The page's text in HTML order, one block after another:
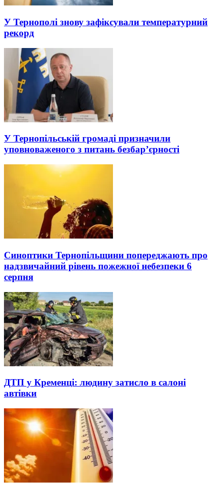
У Тернополі знову зафіксували температурний
рекорд
У Тернопільській громаді призначили
уповноваженого з питань безбар’єрності
Синоптики Тернопільщини попереджають про
надзвичайний рівень пожежної небезпеки 6
серпня
ДТП у Кременці: людину затисло в салоні
автівки